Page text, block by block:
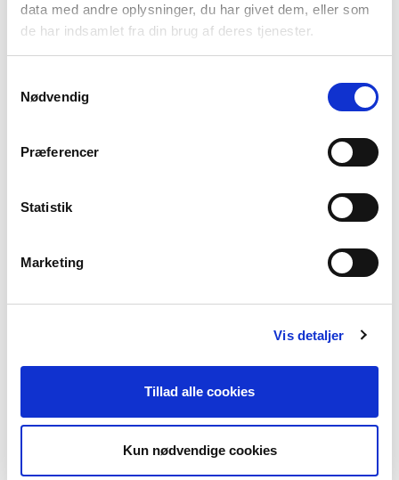
data med andre oplysninger, du har givet dem, eller som
de har indsamlet fra din brug af deres tjenester.
Nødvendig
Præferencer
Statistik
Marketing
Vis detaljer
Tillad alle cookies
Kun nødvendige cookies
Lounge set, aluminium/nonwood/polyester/PE rattan,
sand/natural, incl. cushions